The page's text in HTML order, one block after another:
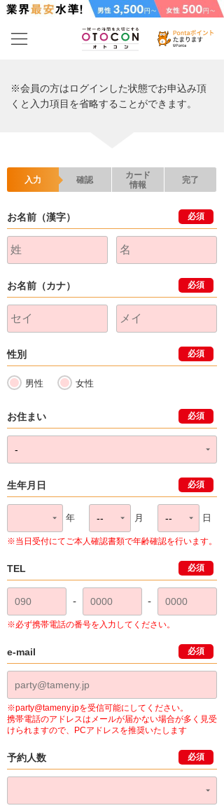
※会員の方はログインした状態でお申込み頂
くと入力項目を省略することができます。
入力 確認
カード
情報
完了
お名前（漢字） 必須
お名前（カナ） 必須
性別 必須
男性 女性
お住まい 必須
生年月日 必須
年 月 日
※当日受付にてご本人確認書類で年齢確認を行います。
TEL 必須
- -
※必ず携帯電話の番号を入力してください。
e-mail 必須
※party@tameny.jpを受信可能にしてください。
携帯電話のアドレスはメールが届かない場合が多く見受
けられますので、PCアドレスを推奨いたします
予約人数 必須